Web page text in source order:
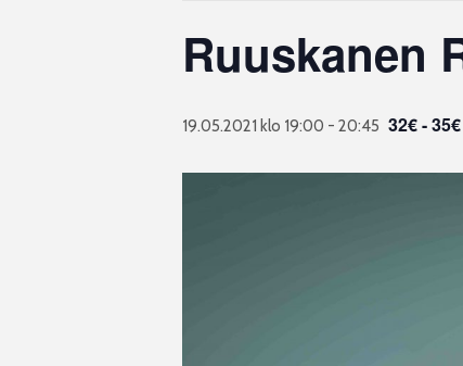
Ruuskanen
19.05.2021 klo 19:00 - 20:45 32€ - 35€